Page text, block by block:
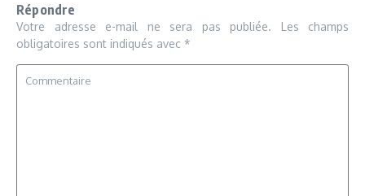
Répondre
Votre adresse e-mail ne sera pas publiée.
Les champs
obligatoires sont indiqués avec *